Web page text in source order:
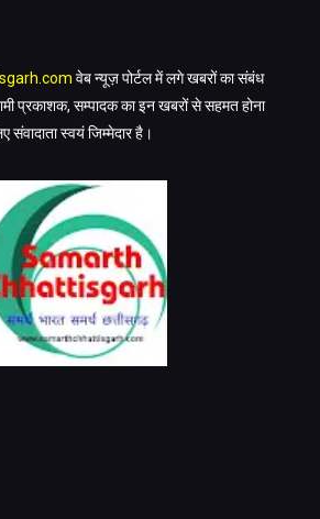
वेब न्यूज़ पोर्टल में लगे खबरों का संबंध
प्रकाशक, सम्पादक का इन खबरों से सहमत होना
संवादाता स्वयं जिम्मेदार है।